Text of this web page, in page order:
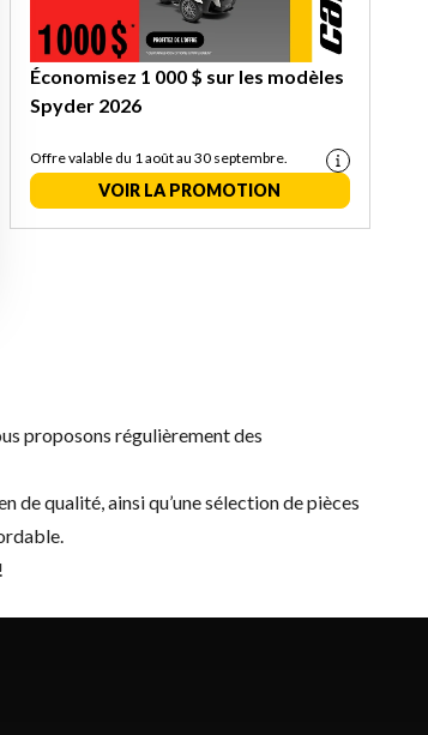
Économisez 1 000 $ sur les modèles
Spyder 2026
Offre valable du 1 août au 30 septembre.
VOIR LA PROMOTION
proposons régulièrement des
de qualité, ainsi qu’une sélection depièces